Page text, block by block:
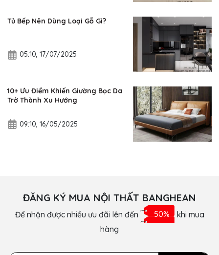
Tủ Bếp Nên Dùng Loại Gỗ Gì?
05:10, 17/07/2025
10+ Ưu Điểm Khiến Giường Bọc Da
Trở Thành Xu Hướng
09:10, 16/05/2025
ĐĂNG KÝ MUA NỘI THẤT BANGHEAN
Để nhận được nhiều ưu đãi lên đến 50% khi mua
hàng